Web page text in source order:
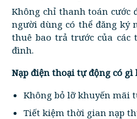
Không chỉ thanh toán cước
người dùng có thể đăng ký
thuê bao trả trước của
đình.
Nạp điện thoại tự động có gì
Không bỏ lỡ khuyến mãi
Tiết kiệm thời gian nạp